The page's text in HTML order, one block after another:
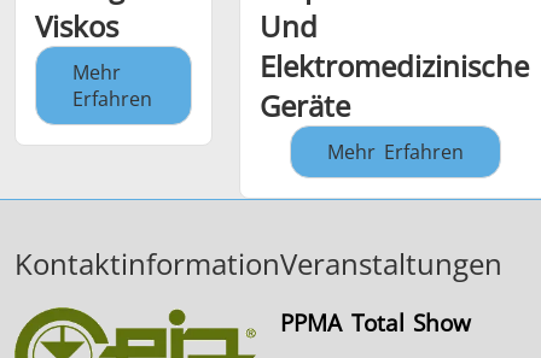
Viskos
Mehr
Erfahren
Und
Elektromedizinische
Geräte
Mehr Erfahren
KontaktinformationVeranstaltungen
PPMA Total Show